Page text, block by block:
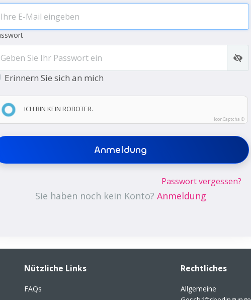
Erinnern Sie sich an mich
ICH BIN KEIN ROBOTER.
IconCaptcha ©
Anmeldung
Passwort vergessen?
Sie haben noch kein Konto? Anmeldung
Nützliche Links
FAQs
Rechtliches
Allgemeine